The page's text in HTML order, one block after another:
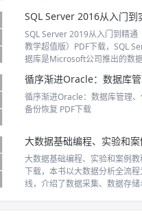
泛应用
SQL Server 2019从入门到精通
教学超值版）PDF下载，SQL
据库是Microsoft公司推出的数
方面均有显著提高。
循序渐进Oracle：数据库管理
备份恢复 PDF下载
大数据基础编程、实验和案例教
下载，本书以大数据分析全流程
线，介绍了数据采集、数据存储